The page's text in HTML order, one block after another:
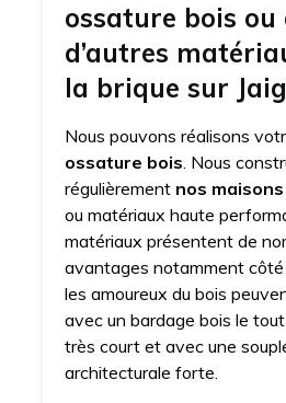
ossature bois ou
d’autres
la brique sur
Nous pouvons réalisons
ossature bois. Nous
régulièrement nos
ou matériaux haute
matériaux présentent de
avantages notamment
les amoureux du bois
avec un bardage bois le
très court et avec une
architecturale forte.